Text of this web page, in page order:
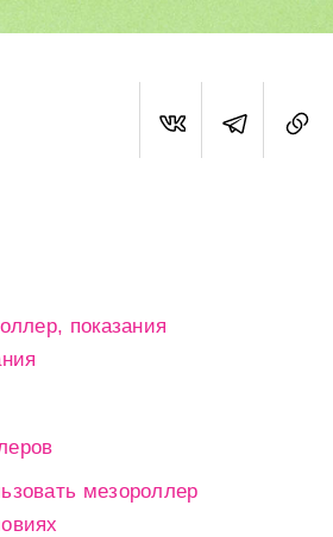
показания
мезороллер